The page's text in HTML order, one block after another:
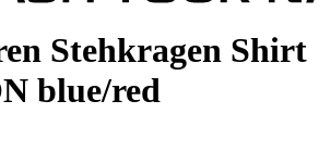
Stehkragen Shirt
blue/red